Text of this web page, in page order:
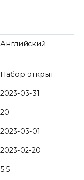
Английский
Набор открыт
2023-03-31
20
2023-03-01
2023-02-20
5.5